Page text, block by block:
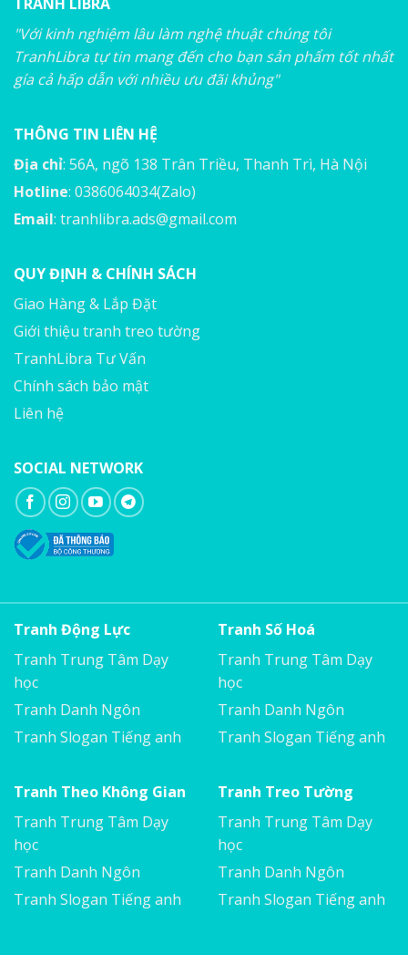
"Với kinh nghiệm lâu làm nghệ thuật chúng tôi
TranhLibra tự tin mang đến cho bạn sản phẩm tốt nhất
gía cả hấp dẫn với nhiều ưu đãi khủng"
THÔNG TIN LIÊN HỆ
Địa chỉ: 56A, ngõ 138 Trân Triều, Thanh Trì, Hà Nội
Hotline: 0386064034(Zalo)
Email: tranhlibra.ads@gmail.com
QUY ĐỊNH & CHÍNH SÁCH
Giao Hàng & Lắp Đặt
Giới thiệu tranh treo tường
TranhLibra Tư Vấn
Chính sách bảo mật
Liên hệ
SOCIAL NETWORK
Tranh Động Lực
Tranh Trung Tâm Dạy
học
Tranh Danh Ngôn
Tranh Slogan Tiếng anh
Tranh Số Hoá
Tranh Trung Tâm Dạy
học
Tranh Danh Ngôn
Tranh Slogan Tiếng anh
Tranh Theo Không Gian
Tranh Trung Tâm Dạy
học
Tranh Danh Ngôn
Tranh Slogan Tiếng anh
Tranh Treo Tường
Tranh Trung Tâm Dạy
học
Tranh Danh Ngôn
Tranh Slogan Tiếng anh